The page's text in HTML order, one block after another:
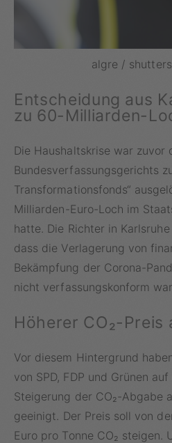
algre /
Entscheidung aus
zu 60-Milliarden-
Die Haushaltskrise war zuvor
Bundesverfassungsgerichts
Transformationsfonds“
Milliarden-Euro-Loch im
hatte. Die Richter in
dass die Verlagerung von
Bekämpfung der Corona-
nicht verfassungskonform war.
Höherer CO₂-Preis
Vor diesem Hintergrund
von SPD, FDP und Grünen
Steigerung der CO₂-Abgabe
geeinigt. Der Preis soll von
Euro pro Tonne CO₂ steigen.